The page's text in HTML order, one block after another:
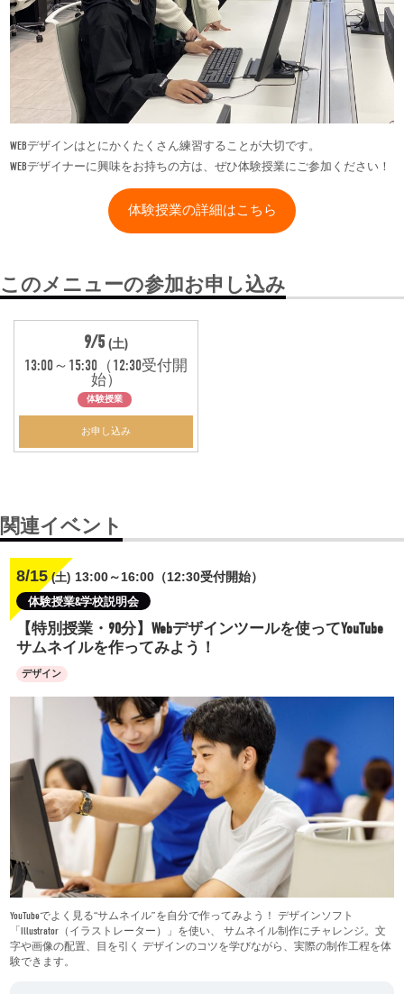
WEBデザインはとにかくたくさん練習することが大切です。
WEBデザイナーに興味をお持ちの方は、ぜひ体験授業にご参加ください！
体験授業の詳細はこちら
このメニューの参加お申し込み
9/5 (土)
13:00～15:30（12:30受付開
始）
体験授業
お申し込み
関連イベント
8/15 (土) 13:00～16:00（12:30受付開始）
体験授業&学校説明会
【特別授業・90分】Webデザインツールを使ってYouTube
サムネイルを作ってみよう！
デザイン
YouTubeでよく見る“サムネイル”を自分で作ってみよう！ デザインソフト
「Illustrator（イラストレーター）」を使い、 サムネイル制作にチャレンジ。文
字や画像の配置、目を引く デザインのコツを学びながら、実際の制作工程を体
験できます。